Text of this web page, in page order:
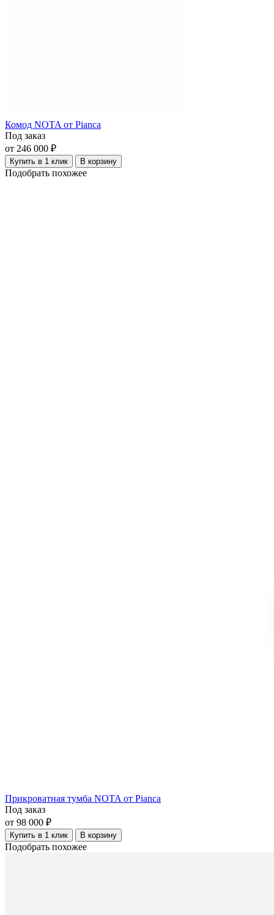
Комод NOTA от Pianca
Под заказ
от 246 000 ₽
Купить в 1 клик В корзину
Подобрать похожее
Прикроватная тумба NOTA от Pianca
Под заказ
от 98 000 ₽
Купить в 1 клик В корзину
Подобрать похожее